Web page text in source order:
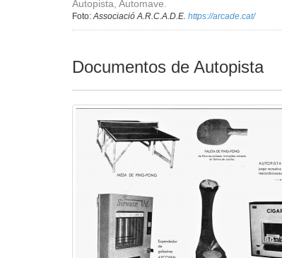
Autopista, Automave.
Foto:Associació A.R.C.A.D.E. https://arcade.cat/
Documentos de Autopista